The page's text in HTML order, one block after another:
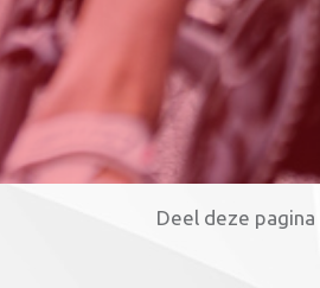
Deel deze pagina